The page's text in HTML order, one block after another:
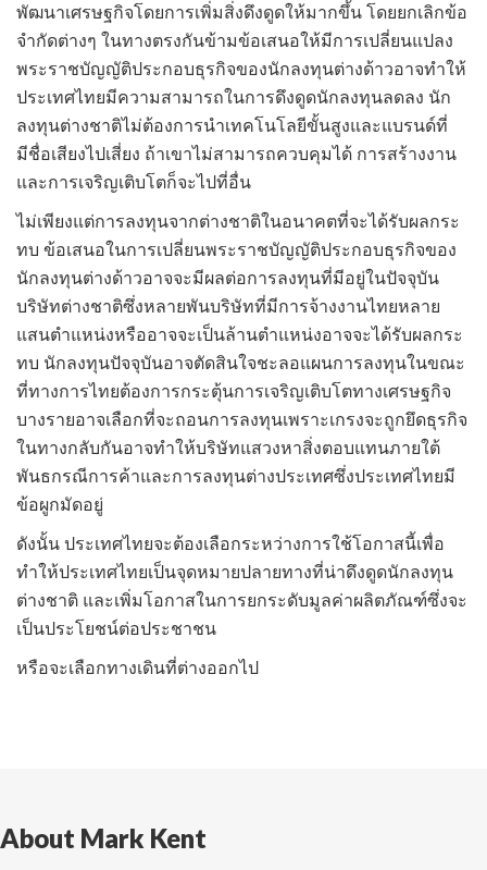
พัฒนาเศรษฐกิจโดยการเพิ่มสิ่งดึงดูดให้มากขึ้น โดยยกเลิกข้อ
จำกัดต่างๆ ในทางตรงกันข้ามข้อเสนอให้มีการเปลี่ยนแปลง
พระราชบัญญัติประกอบธุรกิจของนักลงทุนต่างด้าวอาจทำให้
ประเทศไทยมีความสามารถในการดึงดูดนักลงทุนลดลง นัก
ลงทุนต่างชาติไม่ต้องการนำเทคโนโลยีขั้นสูงและแบรนด์ที่
มีชื่อเสียงไปเสี่ยง ถ้าเขาไม่สามารถควบคุมได้ การสร้างงาน
และการเจริญเติบโตก็จะไปที่อื่น
ไม่เพียงแต่การลงทุนจากต่างชาติในอนาคตที่จะได้รับผลกระ
ทบ ข้อเสนอในการเปลี่ยนพระราชบัญญัติประกอบธุรกิจของ
นักลงทุนต่างด้าวอาจจะมีผลต่อการลงทุนที่มีอยู่ในปัจจุบัน
บริษัทต่างชาติซึ่งหลายพันบริษัทที่มีการจ้างงานไทยหลาย
แสนตำแหน่งหรืออาจจะเป็นล้านตำแหน่งอาจจะได้รับผลกระ
ทบ นักลงทุนปัจจุบันอาจตัดสินใจชะลอแผนการลงทุนในขณะ
ที่ทางการไทยต้องการกระตุ้นการเจริญเติบโตทางเศรษฐกิจ
บางรายอาจเลือกที่จะถอนการลงทุนเพราะเกรงจะถูกยึดธุรกิจ
ในทางกลับกันอาจทำให้บริษัทแสวงหาสิ่งตอบแทนภายใต้
พันธกรณีการค้าและการลงทุนต่างประเทศซึ่งประเทศไทยมี
ข้อผูกมัดอยู่
ดังนั้น ประเทศไทยจะต้องเลือกระหว่างการใช้โอกาสนี้เพื่อ
ทำให้ประเทศไทยเป็นจุดหมายปลายทางที่น่าดึงดูดนักลงทุน
ต่างชาติ และเพิ่มโอกาสในการยกระดับมูลค่าผลิตภัณฑ์ซึ่งจะ
เป็นประโยชน์ต่อประชาชน
หรือจะเลือกทางเดินที่ต่างออกไป
About Mark Kent